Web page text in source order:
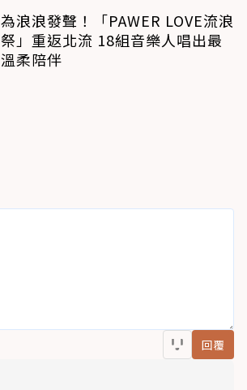
為浪浪發聲！「PAWER LOVE流浪
祭」重返北流 18組音樂人唱出最
溫柔陪伴
回覆